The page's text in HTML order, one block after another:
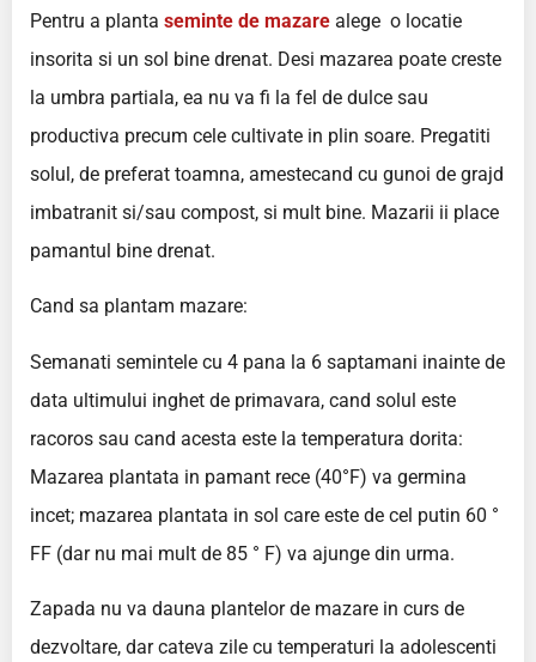
Pentru a planta seminte de mazare alege o locatie
insorita si un sol bine drenat. Desi mazarea poate creste
la umbra partiala, ea nu va fi la fel de dulce sau
productiva precum cele cultivate in plin soare. Pregatiti
solul, de preferat toamna, amestecand cu gunoi de grajd
imbatranit si/sau compost, si mult bine. Mazarii ii place
pamantul bine drenat.
Cand sa plantam mazare:
Semanati semintele cu 4 pana la 6 saptamani inainte de
data ultimului inghet de primavara, cand solul este
racoros sau cand acesta este la temperatura dorita:
Mazarea plantata in pamant rece (40°F) va germina
incet; mazarea plantata in sol care este de cel putin 60 °
FF (dar nu mai mult de 85 ° F) va ajunge din urma.
Zapada nu va dauna plantelor de mazare in curs de
dezvoltare, dar cateva zile cu temperaturi la adolescenti